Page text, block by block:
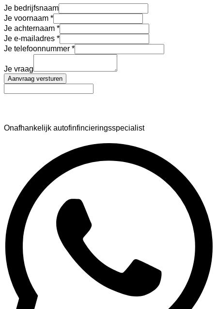
Je bedrijfsnaam
Je voornaam
Je achternaam
Je e-mailadres
Je telefoonnummer
Je vraag
Aanvraag versturen
Onafhankelijk autofinfincieringsspecialist